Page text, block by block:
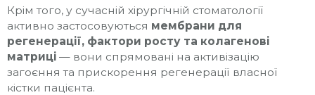
Крім того, у сучасній хірургічній стоматології
активно застосовуються мембрани для
регенерації, фактори росту та колагенові
матриці — вони спрямовані на активізацію
загоєння та прискорення регенерації власної
кістки пацієнта.